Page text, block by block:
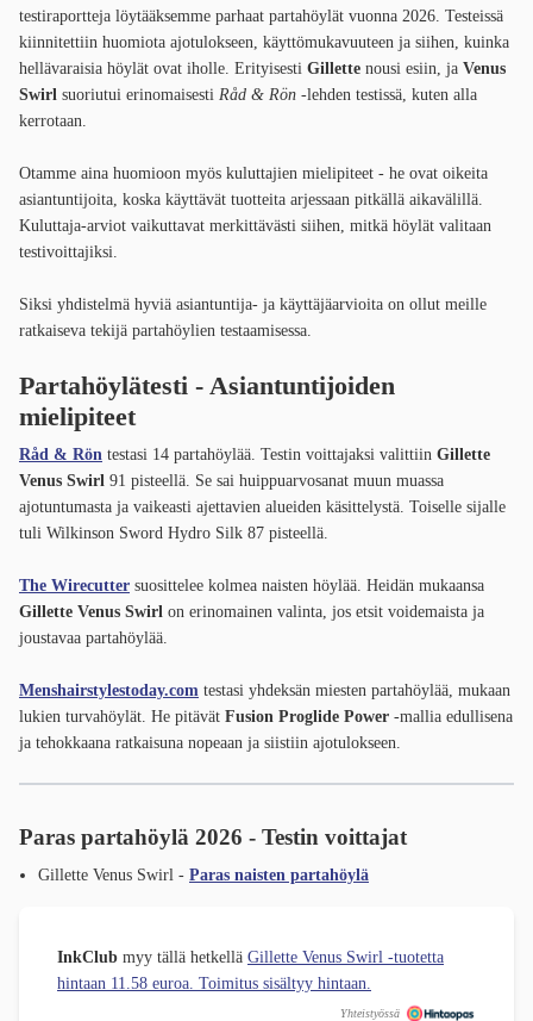
testiraportteja löytääksemme parhaat partahöylät vuonna 2026. Testeissä
kiinnitettiin huomiota ajotulokseen, käyttömukavuuteen ja siihen, kuinka
hellävaraisia höylät ovat iholle. Erityisesti Gillette nousi esiin, ja Venus
Swirl suoriutui erinomaisesti Råd & Rön -lehden testissä, kuten alla
kerrotaan.
Otamme aina huomioon myös kuluttajien mielipiteet - he ovat oikeita
asiantuntijoita, koska käyttävät tuotteita arjessaan pitkällä aikavälillä.
Kuluttaja-arviot vaikuttavat merkittävästi siihen, mitkä höylät valitaan
testivoittajiksi.
Siksi yhdistelmä hyviä asiantuntija- ja käyttäjäarvioita on ollut meille
ratkaiseva tekijä partahöylien testaamisessa.
Partahöylätesti - Asiantuntijoiden
mielipiteet
Råd & Rön testasi 14 partahöylää. Testin voittajaksi valittiin Gillette
Venus Swirl 91 pisteellä. Se sai huippuarvosanat muun muassa
ajotuntumasta ja vaikeasti ajettavien alueiden käsittelystä. Toiselle sijalle
tuli Wilkinson Sword Hydro Silk 87 pisteellä.
The Wirecutter suosittelee kolmea naisten höylää. Heidän mukaansa
Gillette Venus Swirl on erinomainen valinta, jos etsit voidemaista ja
joustavaa partahöylää.
Menshairstylestoday.com testasi yhdeksän miesten partahöylää, mukaan
lukien turvahöylät. He pitävät Fusion Proglide Power -mallia edullisena
ja tehokkaana ratkaisuna nopeaan ja siistiin ajotulokseen.
Paras partahöylä 2026 - Testin voittajat
Gillette Venus Swirl - Paras naisten partahöylä
InkClub myy tällä hetkellä Gillette Venus Swirl -tuotetta
hintaan 11.58 euroa. Toimitus sisältyy hintaan.
Yhteistyössä